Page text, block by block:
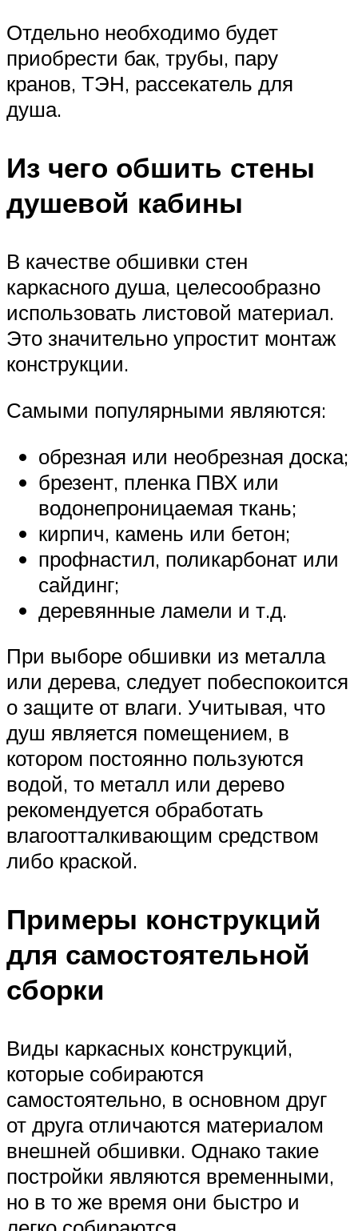
Отдельно необходимо будет
приобрести бак, трубы, пару
кранов, ТЭН, рассекатель для
душа.
Из чего обшить стены
душевой кабины
В качестве обшивки стен
каркасного душа, целесообразно
использовать листовой материал.
Это значительно упростит монтаж
конструкции.
Самыми популярными являются:
обрезная или необрезная доска;
брезент, пленка ПВХ или
водонепроницаемая ткань;
кирпич, камень или бетон;
профнастил, поликарбонат или
сайдинг;
деревянные ламели и т.д.
При выборе обшивки из металла
или дерева, следует побеспокоится
о защите от влаги. Учитывая, что
душ является помещением, в
котором постоянно пользуются
водой, то металл или дерево
рекомендуется обработать
влагоотталкивающим средством
либо краской.
Примеры конструкций
для самостоятельной
сборки
Виды каркасных конструкций,
которые собираются
самостоятельно, в основном друг
от друга отличаются материалом
внешней обшивки. Однако такие
постройки являются временными,
но в то же время они быстро и